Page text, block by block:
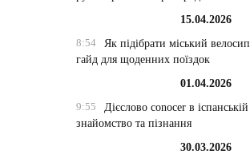
15.04.2026
8:54
Як підібрати міський
гайд для щоденних поїздок
01.04.2026
9:55
Дієслово conocer в
знайомство та пізнання
30.03.2026